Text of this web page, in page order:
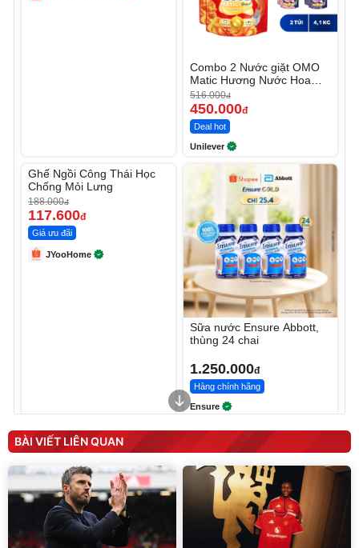
Combo 2 Nước giặt OMO
Matic Hương Nước Hoa
Comfort 4.1KG
516.000đ
450.000đ
Deal hot
Unilever
-37%
Ghế Ngồi Công Thái Học
Chống Mỏi Lưng
188.000đ
117.600đ
Giá ưu đãi
JYooHome
Sữa nước Ensure Abbott,
thùng 24 chai
1.250.000đ
Hàng chính hãng
Ensure
BÀI VIẾT LIÊN QUAN